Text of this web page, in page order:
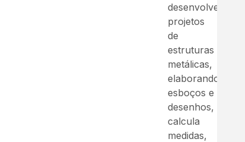
desenvolver
projetos
de
estruturas
metálicas,
elaborando
esboços e
desenhos,
calcula
medidas,